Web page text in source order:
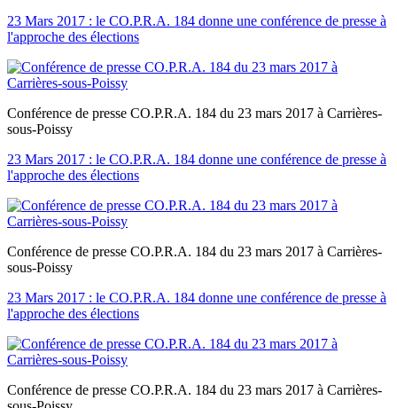
23 Mars 2017 : le CO.P.R.A. 184 donne une conférence de presse à
l'approche des élections
Conférence de presse CO.P.R.A. 184 du 23 mars 2017 à Carrières-
sous-Poissy
23 Mars 2017 : le CO.P.R.A. 184 donne une conférence de presse à
l'approche des élections
Conférence de presse CO.P.R.A. 184 du 23 mars 2017 à Carrières-
sous-Poissy
23 Mars 2017 : le CO.P.R.A. 184 donne une conférence de presse à
l'approche des élections
Conférence de presse CO.P.R.A. 184 du 23 mars 2017 à Carrières-